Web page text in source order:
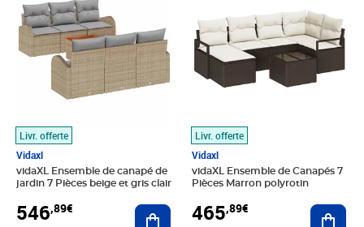
Livr. offerte
Vidaxl
vidaXL Ensemble de canapé de
jardin 7 Pièces beige et gris clair
546,89€ Ajouter au panier
Livr. offerte
Vidaxl
vidaXL Ensemble de Canapés 7
Pièces Marron polyrotin
465,89€